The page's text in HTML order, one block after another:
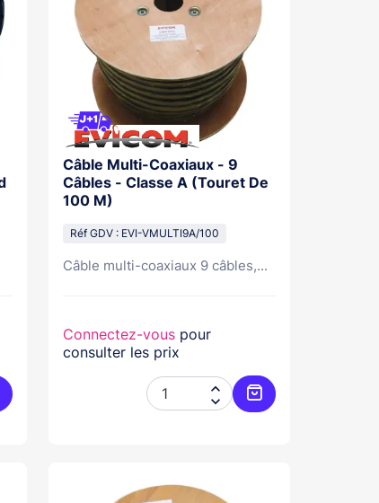
au panier
Câble Multi-Coaxiaux - 9
Câbles - Classe A (Touret De
100 M)
Réf GDV : EVI-VMULTI9A/100
Câble multi-coaxiaux 9 câbles,...
Connectez-vous pour
consulter les prix


Ajouter au panier